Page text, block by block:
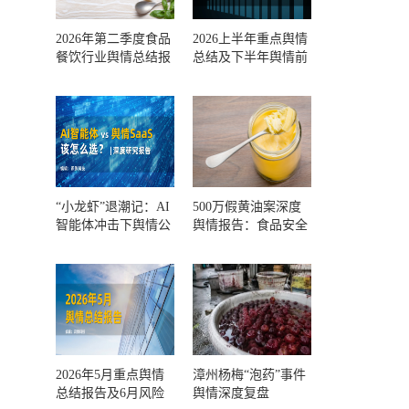
2026年第二季度食品
餐饮行业舆情总结报
测
2026上半年重点舆情
总结及下半年舆情前
“小龙虾”退潮记：AI
智能体冲击下舆情公
500万假黄油案深度
舆情报告：食品安全
一环？
2026年5月重点舆情
总结报告及6月风险
漳州杨梅“泡药”事件
舆情深度复盘